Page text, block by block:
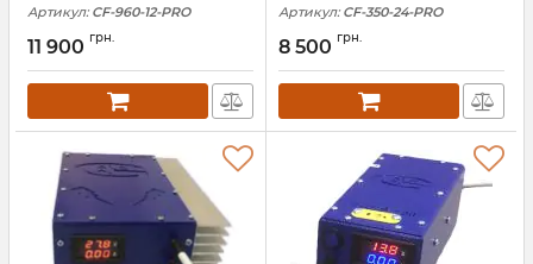
Артикул: CF-960-12-PRO
11 900 грн.
Артикул: CF-350-24-PRO
8 500 грн.